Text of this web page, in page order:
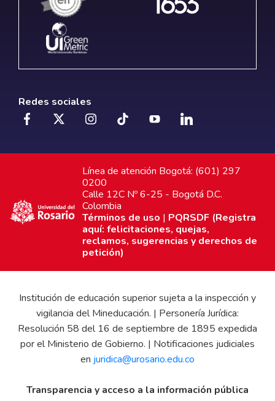
Redes sociales
Línea de atención Bogotá: (601) 297
0200
Calle 12C Nº 6-25 - Bogotá D.C.
Colombia
Términos de uso | PQRSDF (Registra
aquí: felicitaciones, quejas,
reclamos, sugerencias y derechos de
petición)
Institución de educación superior sujeta a la inspección y
vigilancia del Mineducación. | Personería Jurídica:
Resolución 58 del 16 de septiembre de 1895 expedida
por el Ministerio de Gobierno. | Notificaciones judiciales
en juridica@urosario.edu.co
Transparencia y acceso a la información pública